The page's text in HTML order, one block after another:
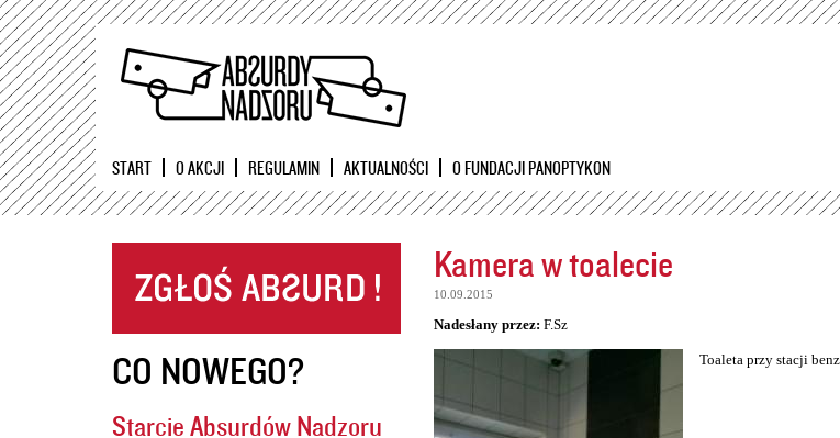
Przejdź
START O AKCJI REGULAMIN AKTUALNOŚCI O FUNDACJI PANOPTYKON
CO NOWEGO?
Starcie Absurdów Nadzoru
Kamera w toalecie
10.09.2015
Nadesłany przez: F.Sz
Toaleta przy stacji